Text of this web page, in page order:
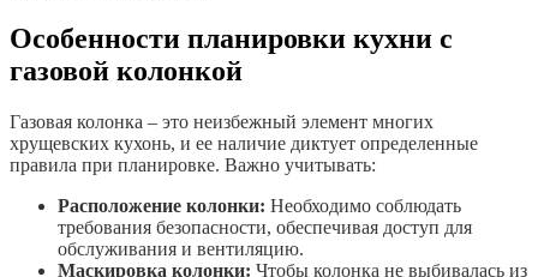
Особенности планировки кухни с
газовой колонкой
Газовая колонка – это неизбежный элемент многих
хрущевских кухонь, и ее наличие диктует определенные
правила при планировке. Важно учитывать:
Расположение колонки: Необходимо соблюдать
требования безопасности, обеспечивая доступ для
обслуживания и вентиляцию.
Маскировка колонки: Чтобы колонка не выбивалась из